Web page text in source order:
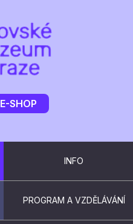
E-SHOP
INFO
PROGRAM A VZDĚLÁVÁNÍ